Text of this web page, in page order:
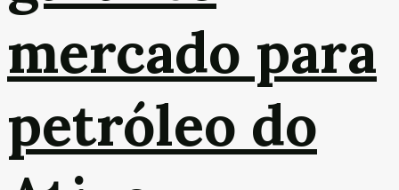
mercado para
petróleo do